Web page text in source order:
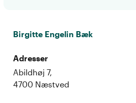
Birgitte Engelin Bæk
Adresser
Abildhøj 7,
4700 Næstved